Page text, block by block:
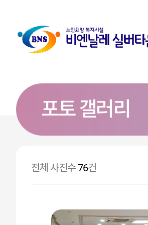
포토 갤러리
전체 사진수76건